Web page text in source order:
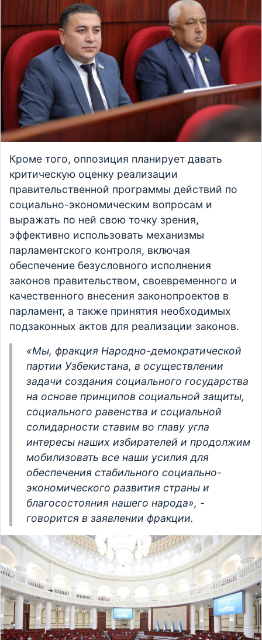
Кроме того, оппозиция планирует давать
критическую оценку реализации
правительственной программы действий по
социально-экономическим вопросам и
выражать по ней свою точку зрения,
эффективно использовать механизмы
парламентского контроля, включая
обеспечение безусловного исполнения
законов правительством, своевременного и
качественного внесения законопроектов в
парламент, а также принятия необходимых
подзаконных актов для реализации законов.
«Мы, фракция Народно-демократической
партии Узбекистана, в осуществлении
задачи создания социального государства
на основе принципов социальной защиты,
социального равенства и социальной
солидарности ставим во главу угла
интересы наших избирателей и продолжим
мобилизовать все наши усилия для
обеспечения стабильного социально-
экономического развития страны и
благосостояния нашего народа», -
говорится в заявлении фракции.